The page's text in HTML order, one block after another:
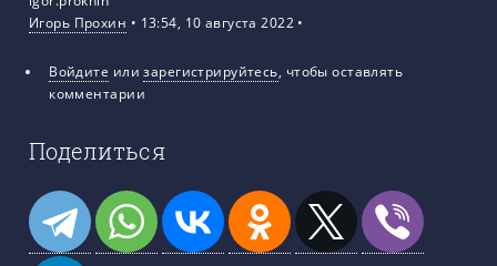
Игорь Прохин • 13:54, 10 августа 2022 •
Войдите илизарегистрируйтесь, чтобы оставлять
комментарии
Поделиться